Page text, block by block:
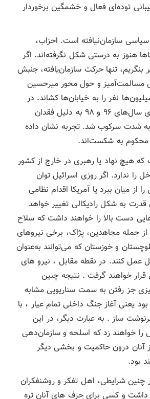
توده‌ای فعال و خشمگین برخوردار
سازمان‌نیافته است. احزاب،
هنوز به‌ درستی شکل نگرفته‌اند. اگر
اخیر بنگریم، تنها حرکت سازمان‌یافته، جنبش
شکل مسالمت‌آمیز و حول محور میرحسین
نفر را به خیابان‌ها کشاند. در
مقابل، اعتراضات توده‌ای سال‌های ۹۶ و ۹۸ به دلیل فقدان
شدت سرکوب شد. تجربه نشان داده
محکوم به شکست‌اند.
هیچ نهاد یا رهبری در خارج از کشور
را ندارد. اگر روزی اسرائیل توان
از میان ببرد یا آمریکا اقدام نظامی
به شکل رادیکالی تغییر خواهد
دست بالا را خواهند داشت که سلاح
از جمله مجاهدین، پژاک، برخی نیروهای
و خوزستان که می‌توانند به‌عنوان
عمل کنند. در نقطه مقابل ، نیرو های
خواهند گرفت . نتیجه چنین
جز رفتن به سمت سناریویی مشابه
یعنی آغاز جنگ داخلی تمام عیار ، با
ساز . به‌ عبارت دیگر، در این
را خواهند زد که اسلحه و سازمان‌دهی
آنان درون حاکمیت و بخشی دیگر
بود.
چنین شرایطی، اهل تفکر و روشنفکران
داشت و کسی برای حرف های آنان تره